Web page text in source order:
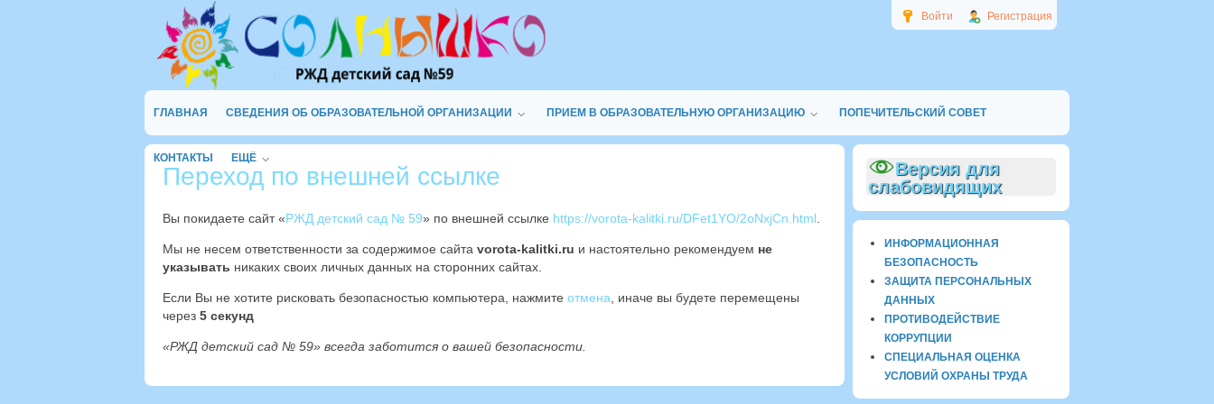
Войти Регистрация
ГЛАВНАЯ СВЕДЕНИЯ ОБ ОБРАЗОВАТЕЛЬНОЙ ОРГАНИЗАЦИИ ПРИЕМ В ОБРАЗОВАТЕЛЬНУЮ ОРГАНИЗАЦИЮ ПОПЕЧИТЕЛЬСКИЙ СОВЕТ
КОНТАКТЫ ЕЩЁ
Переход по внешней ссылке
Вы покидаете сайт «РЖД детский сад № 59» по внешней ссылке https://vorota-kalitki.ru/DFet1YO/2oNxjCn.html
Мы не несем ответственности за содержимое сайта vorota-kalitki.ru и настоятельно рекомендуем не
указывать никаких своих личных данных на сторонних сайтах.
Если Вы не хотите рисковать безопасностью компьютера, нажмите отмена , иначе вы будете перемещены
через 4 секунд
«РЖД детский сад № 59» всегда заботится о вашей безопасности.
Версия для
слабовидящих
ИНФОРМАЦИОННАЯ
БЕЗОПАСНОСТЬ
ЗАЩИТА ПЕРСОНАЛЬНЫХ
ДАННЫХ
ПРОТИВОДЕЙСТВИЕ
КОРРУПЦИИ
СПЕЦИАЛЬНАЯ ОЦЕНКА
УСЛОВИЙ ОХРАНЫ ТРУДА